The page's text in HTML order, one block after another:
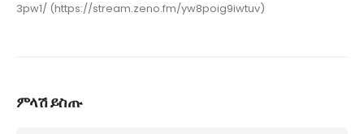
3pw1/ (https://stream.zeno.fm/yw8poig9iwtuv)
ምላሽ ይስጡ